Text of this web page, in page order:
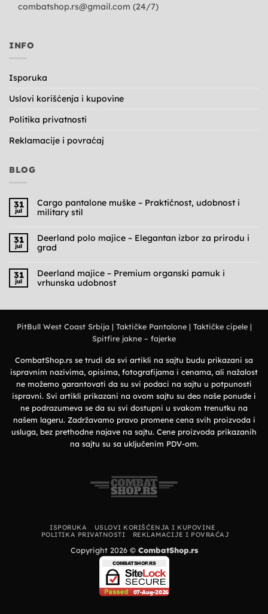
combatshop.rs@gmail.com (24/7)
INFO
Isporuka
Uslovi korišćenja i kupovine
Politika privatnosti
Reklamacije i povraćaj
BLOG
31
jul
Cargo pantalone muške – Praktičnost, udobnost i
military stil
na
Cargo
pantalone
Praktičnost,
udobnost
i
31
jul
Deerland polo majice – Elegantan izbor za prirodu i
grad
na
Deerland
polo
izbor
prirodu
i
31
jul
Deerland majice – Premium organski pamuk i
vrhunska udobnost
–
vrhunska
udobnost
PitBull West Coast Srbija | Taktičke Pantalone| Taktičke cipele|
Spitfire jakne – fajerke
CombatShop.rs se trudi da svi artikli na sajtu budu prikazani sa
ispravnim nazivima, opisima, fotografijama i cenama, ali nažalost
ne možemo garantovati da su svi podaci na sajtu u potpunosti
ispravni. Svi artikli prikazani na ovom sajtu su deo naše ponude i
ne podrazumeva se da su svi dostupni u svakom trenutku na
našem lageru. Zadržavamo pravo promene cena svih proizvoda i
usluga, bez prethodne najave na sajtu. Cene proizvoda prikazanih
na sajtu su sa uključenim PDV-om.
ISPORUKA
USLOVI KORIŠĆENJA I KUPOVINE
POLITIKA PRIVATNOSTI
REKLAMACIJE I POVRAĆAJ
Copyright 2026 © CombatShop.rs